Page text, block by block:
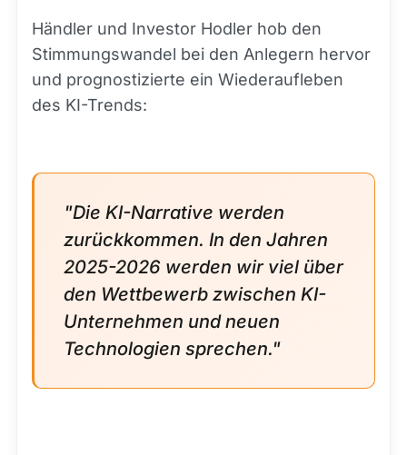
Händler und Investor Hodler hob den
Stimmungswandel bei den Anlegern hervor
und prognostizierte ein Wiederaufleben
des KI-Trends:
"Die KI-Narrative werden
zurückkommen. In den Jahren
2025-2026 werden wir viel über
den Wettbewerb zwischen KI-
Unternehmen und neuen
Technologien sprechen."